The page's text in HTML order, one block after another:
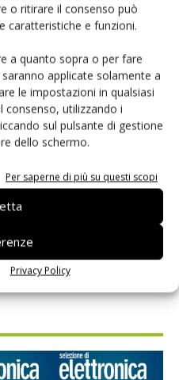
o ritirare il consenso può
caratteristiche e funzioni.
a quanto sopra o per fare
applicate solamente a
le impostazioni in qualsiasi
utilizzando i
sul pulsante di gestione
dello schermo.
Per saperne di più su questi scopi
Privacy Policy